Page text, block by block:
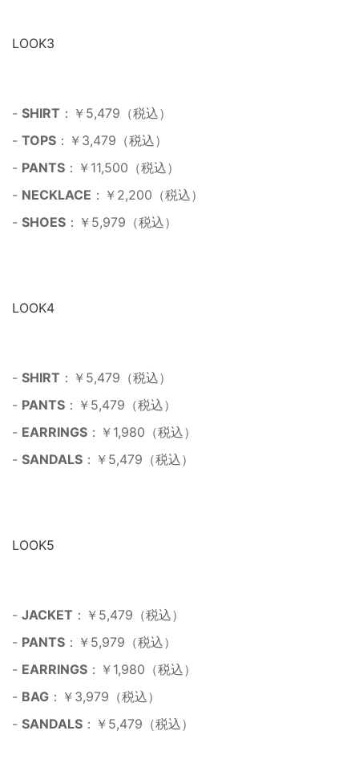
LOOK3
- SHIRT ：￥5,479（税込）
- TOPS ：￥3,479（税込）
- PANTS ：￥11,500（税込）
- NECKLACE ：￥2,200（税込）
- SHOES ：￥5,979（税込）
LOOK4
- SHIRT ：￥5,479（税込）
- PANTS ：￥5,479（税込）
- EARRINGS ：￥1,980（税込）
- SANDALS ：￥5,479（税込）
LOOK5
- JACKET ：￥5,479（税込）
- PANTS ：￥5,979（税込）
- EARRINGS ：￥1,980（税込）
- BAG ：￥3,979（税込）
- SANDALS ：￥5,479（税込）